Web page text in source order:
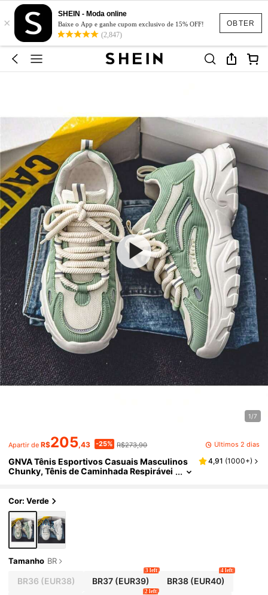
OBTER
×
SHEIN - Moda online
Baixe o App e ganhe cupom exclusivo de 15% OFF!
(2,847)
1/7
Apartir de R$205,43 -25% R$273,90 Últimos 2 dias
GNVA Tênis Esportivos Casuais Masculinos
Chunky, Tênis de Caminhada Respirávei
ooks Ativos com Denim
4,91 (1000+)
Cor: Verde
Tamanho BR
BR36 (EUR38) BR37 (EUR39)
3 left
BR38(EUR40)
4 left
2 left